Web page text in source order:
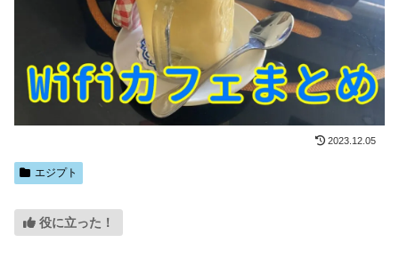
2023.12.05
エジプト
役に立った！